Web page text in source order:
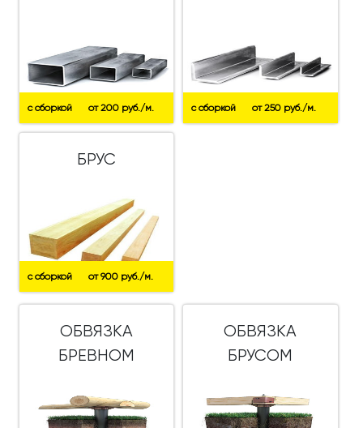
с сборкой от 200 руб./м. с сборкой от 250 руб./м.
БРУС
с сборкой от 900 руб./м.
ОБВЯЗКА
БРЕВНОМ
ОБВЯЗКА
БРУСОМ